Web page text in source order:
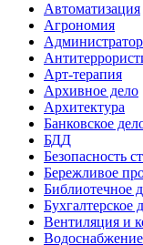
Автоматизация
Агрономия
Администратор
Арт-терапия
Архивное дело
Архитектура
Банковское
БДД
Безопасность
Бережливое
Библиотечное
Бухгалтерское
Вентиляция и